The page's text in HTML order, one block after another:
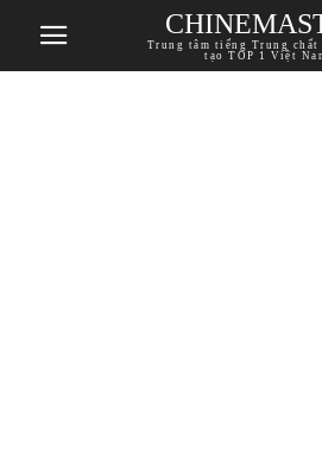
Trung tâm tiếng Trung chất
tạo TOP 1 Việt